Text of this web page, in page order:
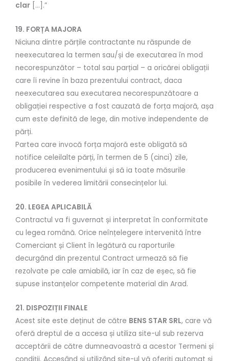
clar […].”
19. FORȚA MAJORA
Niciuna dintre părțile contractante nu răspunde de
neexecutarea la termen sau/și de executarea în mod
necorespunzător – total sau parțial – a oricărei obligații
care îi revine în baza prezentului contract, daca
neexecutarea sau executarea necorespunzătoare a
obligației respective a fost cauzată de forța majoră, așa
cum este definită de lege, din motive independente de
părți.
Partea care invocă forța majoră este obligată să
notifice celeilalte părți, în termen de 5 (cinci) zile,
producerea evenimentului și să ia toate măsurile
posibile în vederea limitării consecințelor lui.
20. LEGEA APLICABILĂ
Contractul va fi guvernat și interpretat în conformitate
cu legea română. Orice neînțelegere intervenită între
Comerciant și Client în legătură cu raporturile
decurgând din prezentul Contract urmează să fie
rezolvate pe cale amiabilă, iar în caz de eșec, să fie
supuse instanțelor competente material din Arad.
21. DISPOZIȚII FINALE
Acest site este deținut de către BENS STAR SRL, care vă
oferă dreptul de a accesa și utiliza site-ul sub rezerva
acceptării de către dumneavoastră a acestor Termeni și